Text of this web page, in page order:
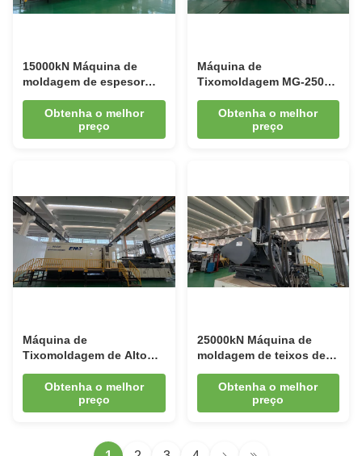
15000kN Máquina de
moldagem de espesor
para produtos de liga de
magnésio Matriz de
tonelagem completa e
capacidades de
Obtenha o melhor
preço
Máquina de
Tixomoldagem MG-2500
Avançada para Produtos
de Liga de Magnésio de
Alta Precisão
Obtenha o melhor
preço
Máquina de
Tixomoldagem de Alto
Automotivas e
Aeroespaciais Liga de
Magnésio MG-1500
Obtenha o melhor
preço
25000kN Máquina de
moldagem de teixos de
necessidades de
produção diversificadas
EMT Equipamento de liga
Obtenha o melhor
preço